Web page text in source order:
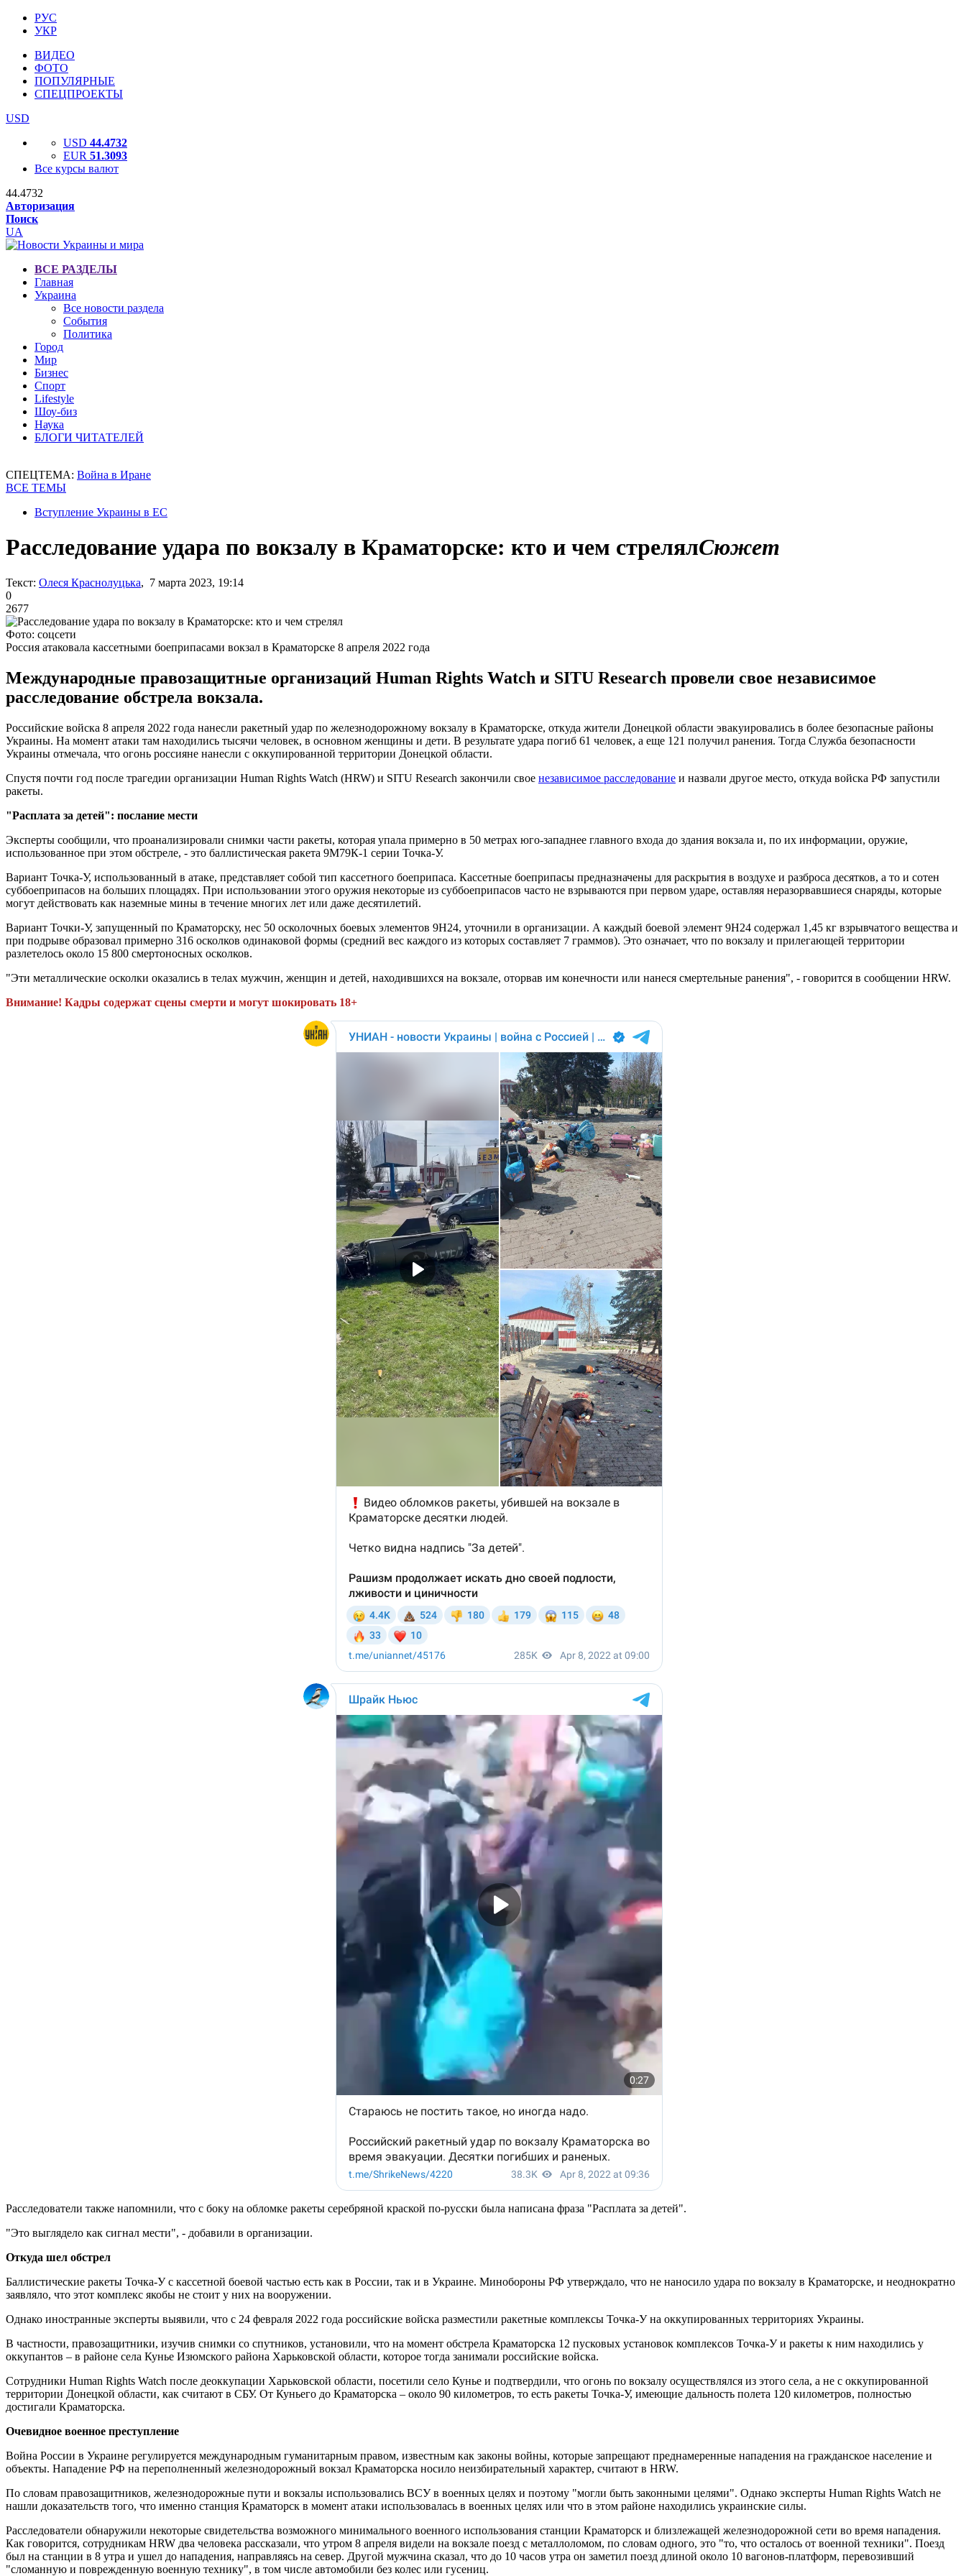
РУС
УКР
ВИДЕО
ФОТО
ПОПУЛЯРНЫЕ
СПЕЦПРОЕКТЫ
USD
USD 44.4732
EUR 51.3093
Все курсы валют
44.4732
Авторизация
Поиск
UA
ВСЕ РАЗДЕЛЫ
Главная
Украина
Все новости раздела
События
Политика
Город
Мир
Бизнес
Спорт
Lifestyle
Шоу-биз
Наука
БЛОГИ ЧИТАТЕЛЕЙ
СПЕЦТЕМА: Война в Иране
ВСЕ ТЕМЫ
Вступление Украины в ЕС
Расследование удара по вокзалу в Краматорске: кто и чем стрелялСюжет
Текст: Олеся Краснолуцька, 7 марта 2023, 19:14
0
2677
Фото: соцсети
Россия атаковала кассетными боеприпасами вокзал в Краматорске 8 апреля 2022 года
Международные правозащитные организаций Human Rights Watch и SITU Research провели свое независимое
расследование обстрела вокзала.
Российские войска 8 апреля 2022 года нанесли ракетный удар по железнодорожному вокзалу в Краматорске, откуда жители Донецкой области эвакуировались в более безопасные районы
Украины. На момент атаки там находились тысячи человек, в основном женщины и дети. В результате удара погиб 61 человек, а еще 121 получил ранения. Тогда Служба безопасности
Украины отмечала, что огонь россияне нанесли с оккупированной территории Донецкой области.
Спустя почти год после трагедии организации Human Rights Watch (HRW) и SITU Research закончили свое независимое расследование и назвали другое место, откуда войска РФ запустили
ракеты.
"Расплата за детей": послание мести
Эксперты сообщили, что проанализировали снимки части ракеты, которая упала примерно в 50 метрах юго-западнее главного входа до здания вокзала и, по их информации, оружие,
использованное при этом обстреле, - это баллистическая ракета 9М79К-1 серии Точка-У.
Вариант Точка-У, использованный в атаке, представляет собой тип кассетного боеприпаса. Кассетные боеприпасы предназначены для раскрытия в воздухе и разброса десятков, а то и сотен
суббоеприпасов на больших площадях. При использовании этого оружия некоторые из суббоеприпасов часто не взрываются при первом ударе, оставляя неразорвавшиеся снаряды, которые
могут действовать как наземные мины в течение многих лет или даже десятилетий.
Вариант Точки-У, запущенный по Краматорску, нес 50 осколочных боевых элементов 9Н24, уточнили в организации. А каждый боевой элемент 9Н24 содержал 1,45 кг взрывчатого вещества и
при подрыве образовал примерно 316 осколков одинаковой формы (средний вес каждого из которых составляет 7 граммов). Это означает, что по вокзалу и прилегающей территории
разлетелось около 15 800 смертоносных осколков.
"Эти металлические осколки оказались в телах мужчин, женщин и детей, находившихся на вокзале, оторвав им конечности или нанеся смертельные ранения", - говорится в сообщении HRW.
Внимание! Кадры содержат сцены смерти и могут шокировать 18+
Расследователи также напомнили, что с боку на обломке ракеты серебряной краской по-русски была написана фраза "Расплата за детей".
"Это выглядело как сигнал мести", - добавили в организации.
Откуда шел обстрел
Баллистические ракеты Точка-У с кассетной боевой частью есть как в России, так и в Украине. Минобороны РФ утверждало, что не наносило удара по вокзалу в Краматорске, и неоднократно
заявляло, что этот комплекс якобы не стоит у них на вооружении.
Однако иностранные эксперты выявили, что с 24 февраля 2022 года российские войска разместили ракетные комплексы Точка-У на оккупированных территориях Украины.
В частности, правозащитники, изучив снимки со спутников, установили, что на момент обстрела Краматорска 12 пусковых установок комплексов Точка-У и ракеты к ним находились у
оккупантов – в районе села Кунье Изюмского района Харьковской области, которое тогда занимали российские войска.
Сотрудники Human Rights Watch после деоккупации Харьковской области, посетили село Кунье и подтвердили, что огонь по вокзалу осуществлялся из этого села, а не с оккупированной
территории Донецкой области, как считают в СБУ. От Куньего до Краматорска – около 90 километров, то есть ракеты Точка-У, имеющие дальность полета 120 километров, полностью
достигали Краматорска.
Очевидное военное преступление
Война России в Украине регулируется международным гуманитарным правом, известным как законы войны, которые запрещают преднамеренные нападения на гражданское население и
объекты. Нападение РФ на переполненный железнодорожный вокзал Краматорска носило неизбирательный характер, считают в HRW.
По словам правозащитников, железнодорожные пути и вокзалы использовались ВСУ в военных целях и поэтому "могли быть законными целями". Однако эксперты Human Rights Watch не
нашли доказательств того, что именно станция Краматорск в момент атаки использовалась в военных целях или что в этом районе находились украинские силы.
Расследователи обнаружили некоторые свидетельства возможного минимального военного использования станции Краматорск и близлежащей железнодорожной сети во время нападения.
Как говорится, сотрудникам HRW два человека рассказали, что утром 8 апреля видели на вокзале поезд с металлоломом, по словам одного, это "то, что осталось от военной техники". Поезд
был на станции в 8 утра и ушел до нападения, направляясь на север. Другой мужчина сказал, что до 10 часов утра он заметил поезд длиной около 10 вагонов-платформ, перевозивший
"сломанную и поврежденную военную технику", в том числе автомобили без колес или гусениц.